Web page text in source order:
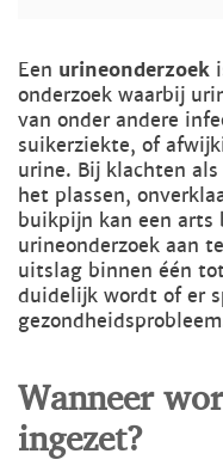
Een urineonderzoek
onderzoek waarbij
van onder andere
suikerziekte, of
urine. Bij klachten
het plassen,
buikpijn kan een arts
urineonderzoek aan
uitslag binnen één
duidelijk wordt of er
Wanneer
ingezet?